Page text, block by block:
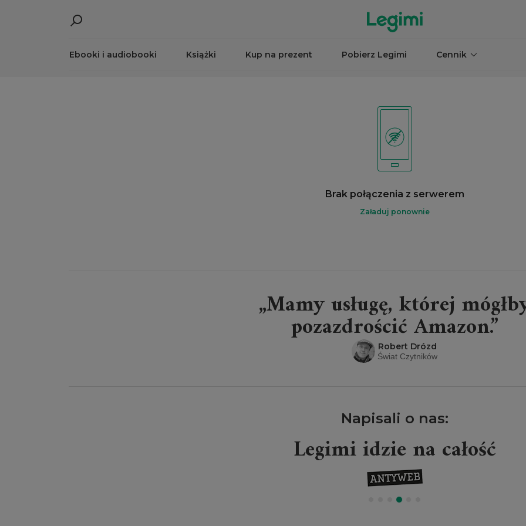
Ebooki i audiobooki Książki Kup na prezent Pobierz Legimi Cennik
Brak połączenia z serwerem
Załaduj ponownie
„Mamy usługę, której
pozazdrościć Amazon.”
Robert Drózd
Świat Czytników
Napisali o nas:
Legimi idzie na całość